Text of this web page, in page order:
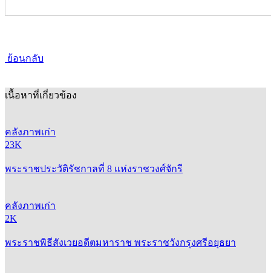
ย้อนกลับ
เนื้อหาที่เกี่ยวข้อง
คลังภาพเก่า
23K
พระราชประวัติรัชกาลที่ 8 แห่งราชวงศ์จักรี
คลังภาพเก่า
2K
พระราชพิธีสังเวยอดีตมหาราช พระราชวังกรุงศรีอยุธยา